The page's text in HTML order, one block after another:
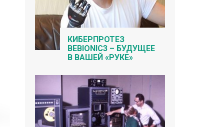
КИБЕРПРОТЕЗ
BEBIONIC3 – БУДУЩЕЕ
В ВАШЕЙ «РУКЕ»